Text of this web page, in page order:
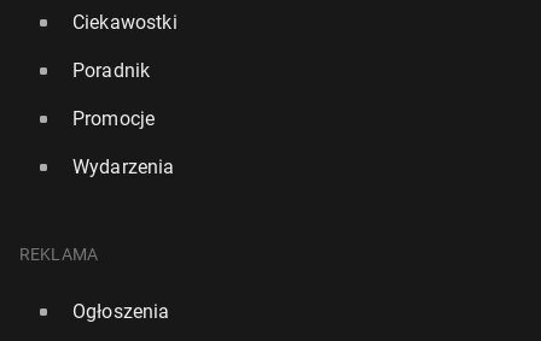
Ciekawostki
Poradnik
Promocje
Wydarzenia
REKLAMA
Ogłoszenia